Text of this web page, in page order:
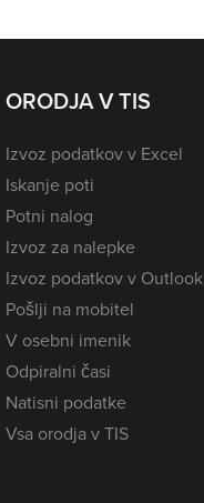
ORODJA V TIS
Izvoz podatkov v Excel
Iskanje poti
Potni nalog
Izvoz za nalepke
Izvoz podatkov v Outlook
Pošlji na mobitel
V osebni imenik
Odpiralni časi
Natisni podatke
Vsa orodja v TIS